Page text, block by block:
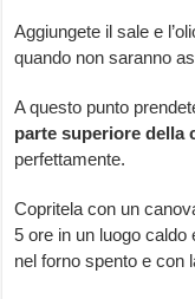
Aggiungete il sale e
quando non saranno
A questo punto
parte superiore della
perfettamente.
Copritela con un
5 ore in un luogo
nel forno spento e con